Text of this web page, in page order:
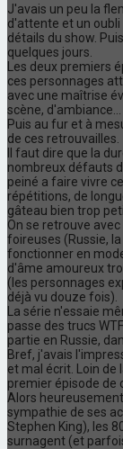
J'avais un peu la
d'attente et un
détails du show.
quelques jours.
Les deux premiers
ces personnages
avec une maîtrise
scène, d'ambiance...
Puis au fur et à
de ces retrouvailles.
Il faut dire que la
nombreux défauts
peiné a faire vivre
répétitions, de
gâteau bien trop
On se retrouve
foireuses (Russie,
fonctionner en
d'âme amoureux
(les personnages
déjà vu douze fois).
La série n'essaie
passe des trucs
partie en Russie,
Bref, j'avais
et mal écrit. Loin de
premier épisode de
Alors
sympathie de ses
Stephen King), les
surnagent (et